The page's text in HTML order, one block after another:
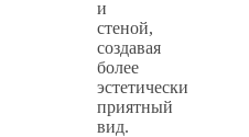
и
стеной,
создавая
более
эстетически
приятный
вид.